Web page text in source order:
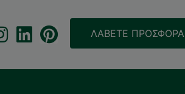
ΛΑΒΕΤΕ ΠΡΟΣΦΟΡΑ